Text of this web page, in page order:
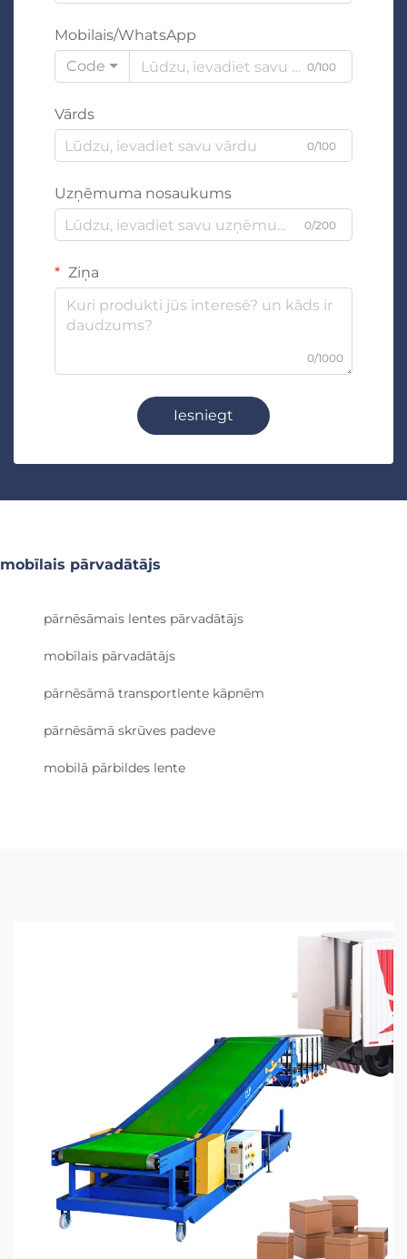
Mobilais/WhatsApp
Code
0/100
Vārds
0/100
Uzņēmuma nosaukums
0/200
Ziņa
0/1000
Iesniegt
mobīlais pārvadātājs
pārnēsāmais lentes pārvadātājs
mobīlais pārvadātājs
pārnēsāmā transportlente kāpnēm
pārnēsāmā skrūves padeve
mobilā pārbildes lente